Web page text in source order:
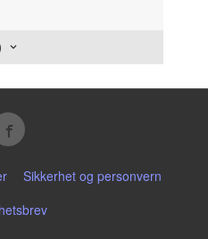
Sikkerhet og personvern